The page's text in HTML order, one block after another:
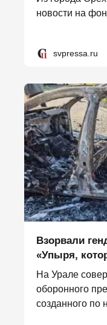
новости на
svpressa.ru
Взорвали
«Упыря,
На Урале
оборонного
созданного по